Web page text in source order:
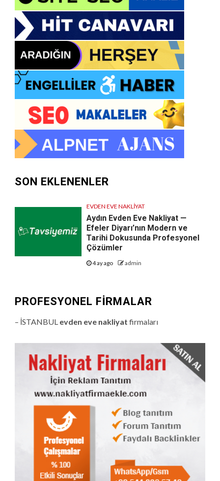
SON EKLENENLER
EVDEN EVE NAKLIYAT
Aydın Evden Eve Nakliyat —
Efeler Diyarı’nın Modern ve
Tarihi Dokusunda Profesyonel
Çözümler
4 ay ago admin
PROFESYONEL FIRMALAR
– İSTANBUL evden eve nakliyat firmaları